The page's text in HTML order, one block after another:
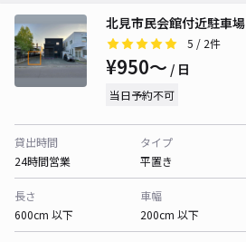
北見市民会館付近駐車場
5 / 2件
¥950〜 / 日
当日予約不可
貸出時間
24時間営業
タイプ
平置き
長さ
600cm 以下
車幅
200cm 以下